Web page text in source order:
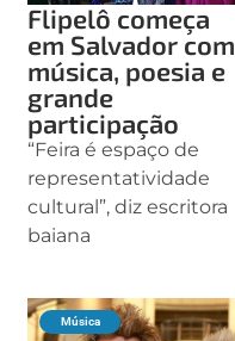
Flipelô começa
em Salvador com
música, poesia e
grande
participação
“Feira é espaço de
representatividade
cultural”, diz escritora
baiana
Música